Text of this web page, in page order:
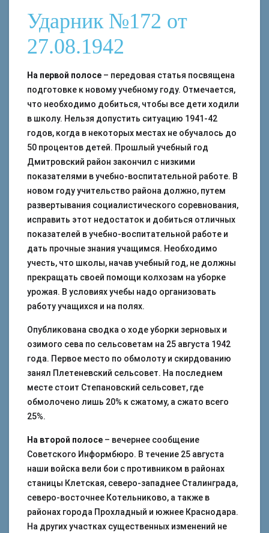
Ударник №172 от
27.08.1942
На первой полосе – передовая статья посвящена
подготовке к новому учебному году. Отмечается,
что необходимо добиться, чтобы все дети ходили
в школу. Нельзя допустить ситуацию 1941-42
годов, когда в некоторых местах не обучалось до
50 процентов детей. Прошлый учебный год
Дмитровский район закончил с низкими
показателями в учебно-воспитательной работе. В
новом году учительство района должно, путем
развертывания социалистического соревнования,
исправить этот недостаток и добиться отличных
показателей в учебно-воспитательной работе и
дать прочные знания учащимся. Необходимо
учесть, что школы, начав учебный год, не должны
прекращать своей помощи колхозам на уборке
урожая. В условиях учебы надо организовать
работу учащихся и на полях.
Опубликована сводка о ходе уборки зерновых и
озимого сева по сельсоветам на 25 августа 1942
года. Первое место по обмолоту и скирдованию
занял Плетеневский сельсовет. На последнем
месте стоит Степановский сельсовет, где
обмолочено лишь 20% к сжатому, а сжато всего
25%.
На второй полосе – вечернее сообщение
Советского Информбюро. В течение 25 августа
наши войска вели бои с противником в районах
станицы Клетская, северо-западнее Сталинграда,
северо-восточнее Котельниково, а также в
районах города Прохладный и южнее Краснодара.
На других участках существенных изменений не